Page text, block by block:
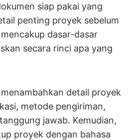
siap pakai yang
penting proyek sebelum
dasar-dasar
secara rinci apa yang
detail proyek
metode pengiriman,
jawab. Kemudian,
proyek dengan bahasa